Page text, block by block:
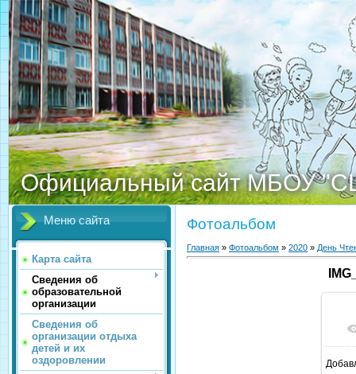
Официальный сайт МБОУ
Меню сайта
Карта сайта
Сведения об
образовательной
организации
Сведения об
организации отдыха
детей и их
оздоровлении
Фотоальбом
Главная » Фотоальбом » 2020 » День